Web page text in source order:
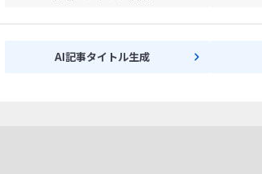
AI記事タイトル生成